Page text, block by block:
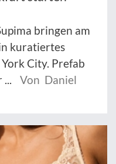
bringen am
kuratiertes
City. Prefab
Von Daniel